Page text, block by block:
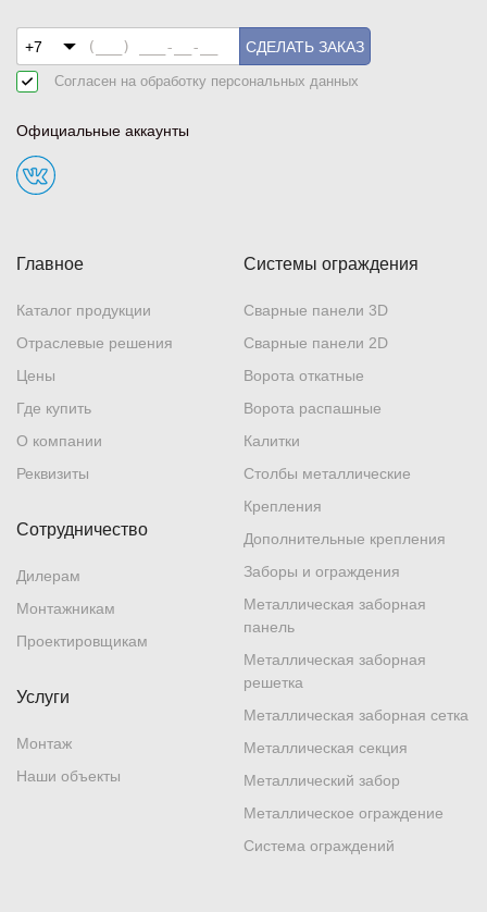
Главное
Каталог продукции
Отраслевые решения
Цены
Где купить
О компании
Реквизиты
Системы ограждения
Сварные панели 3D
Сварные панели 2D
Ворота откатные
Ворота распашные
Калитки
Столбы металлические
Крепления
Дополнительные крепления
Заборы и ограждения
Металлическая заборная
панель
Металлическая заборная
решетка
Металлическая заборная сетка
Металлическая секция
Металлический забор
Металлическое ограждение
Система ограждений
Сотрудничество
Дилерам
Монтажникам
Проектировщикам
Услуги
Монтаж
Наши объекты
СДЕЛАТЬ ЗАКАЗ
Согласен на обработку персональных данных
Официальные аккаунты